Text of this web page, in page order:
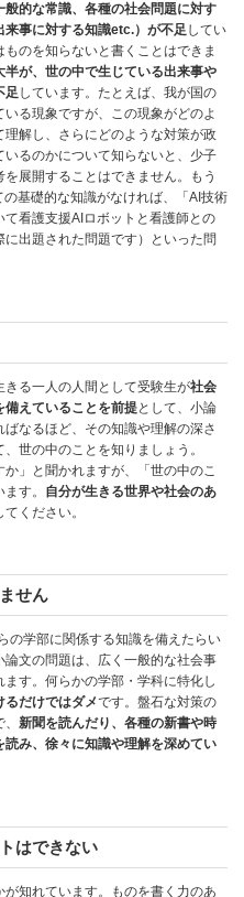
的な常識、各種の社会問題に対す
来事に対する知識etc.）が不足してい
のを知らないと書くことはできま
が、世の中で生じている出来事や
足しています。たとえば、我が国の
る現象ですが、この現象がどのよ
解し、さらにどのような対策が政
るのかについて知らないと、少子
展開することはできません。もう
基礎的な知識がなければ、「AI技術
看護支援AIロボットと看護師との
出題された問題です）といった問
る一人の人間として受験生が社会
備えていることを前提として、小論
なるほど、その知識や理解の深さ
世の中のことを知りましょう。
か」と聞かれますが、「世の中のこ
す。 自分が生きる世界や社会のあ
ください。
せん
の学部に関係する知識を備えたらい
文の問題は、広く一般的な社会事
す。何らかの学部・学科に特化し
るだけではダメです。盤石な対策の
新聞を読んだり、各種の新書や時
み、徐々に知識や理解を深めてい
はできない
知れています。ものを書く力のあ